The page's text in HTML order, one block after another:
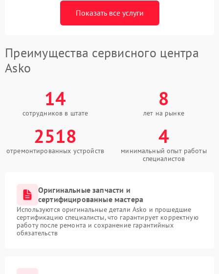
Показать все услуги
Преимущества сервисного центра
Asko
14
сотрудников в штате
8
лет на рынке
2518
отремонтированных устройств
4
минимальный опыт работы
специалистов
Оригинальные запчасти и
сертифицированные мастера
Используются оригинальные детали Asko и прошедшие
сертификацию специалисты, что гарантирует корректную
работу после ремонта и сохранение гарантийных
обязательств